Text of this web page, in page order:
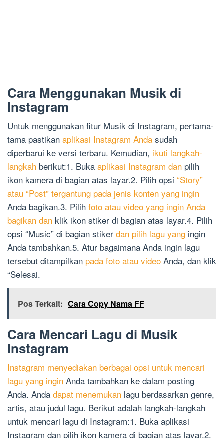
Cara Menggunakan Musik di
Instagram
Untuk menggunakan fitur Musik di Instagram, pertama-
tama pastikan aplikasi Instagram Anda sudah
diperbarui ke versi terbaru. Kemudian, ikuti langkah-
langkah berikut:1. Buka aplikasi Instagram dan pilih
ikon kamera di bagian atas layar.2. Pilih opsi “Story”
atau “Post” tergantung pada jenis konten yang ingin
Anda bagikan.3. Pilih foto atau video yang ingin Anda
bagikan dan klik ikon stiker di bagian atas layar.4. Pilih
opsi “Music” di bagian stiker dan pilih lagu yang ingin
Anda tambahkan.5. Atur bagaimana Anda ingin lagu
tersebut ditampilkan pada foto atau video Anda, dan klik
“Selesai.
Pos Terkait: Cara Copy Nama FF
Cara Mencari Lagu di Musik
Instagram
Instagram menyediakan berbagai opsi untuk mencari
lagu yang ingin Anda tambahkan ke dalam posting
Anda. Anda dapat menemukan lagu berdasarkan genre,
artis, atau judul lagu. Berikut adalah langkah-langkah
untuk mencari lagu di Instagram:1. Buka aplikasi
Instagram dan pilih ikon kamera di bagian atas layar.2.